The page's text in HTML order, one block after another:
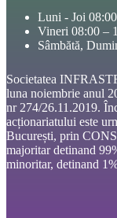
Luni - Joi
Vineri 08:00 –
Sâmbătă,
Societatea
luna noiembrie anul
nr 274/26.11.2019.
acționariatului este
București, prin
majoritar detinand
minoritar, detinand